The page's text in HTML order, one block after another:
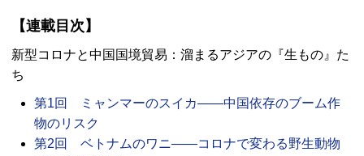
【連載目次】
新型コロナと中国国境貿易：溜まるアジアの『生もの』た
ち
第1回 ミャンマーのスイカ――中国依存のブーム作
物のリスク
第2回 ベトナムのワニ――コロナで変わる野生動物